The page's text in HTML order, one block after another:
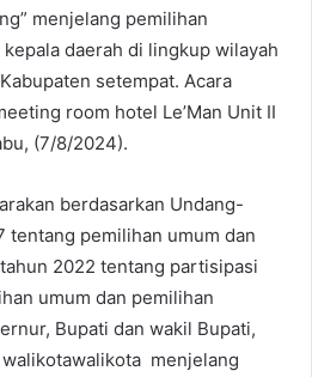
menjelang pemilihan
daerah di lingkup wilayah
setempat. Acara
room hotel Le’Man Unit II
(7/8/2024).
berdasarkan Undang-
tentang pemilihan umum dan
2022 tentang partisipasi
umum dan pemilihan
Bupati dan wakil Bupati,
menjelang